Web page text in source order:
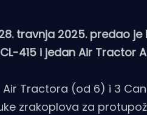
travnja 2025. predao
415 i jedan Air Tractor
Tractora (od 6) i 3
zrakoplova za